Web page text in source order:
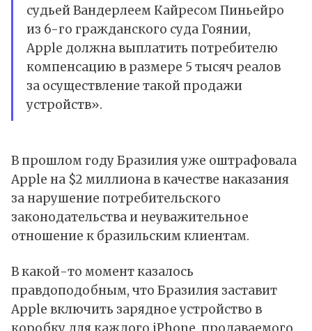
судьей Вандерлеем Кайресом Пиньейро
из 6-го гражданского суда Гоянии,
Apple должна выплатить потребителю
компенсацию в размере 5 тысяч реалов
за осуществление такой продажи
устройств».
В прошлом году Бразилия уже оштрафовала
Apple на $2 миллиона в качестве наказания
за нарушение потребительского
законодательства и неуважительное
отношение к бразильским клиентам.
В какой-то момент казалось
правдоподобным, что Бразилия заставит
Apple включить зарядное устройство в